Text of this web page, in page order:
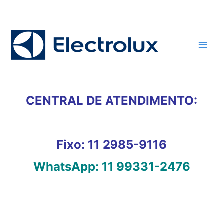
conteúdo
CENTRAL DE ATENDIMENTO:
Fixo: 11 2985-9116
WhatsApp: 11 99331-2476